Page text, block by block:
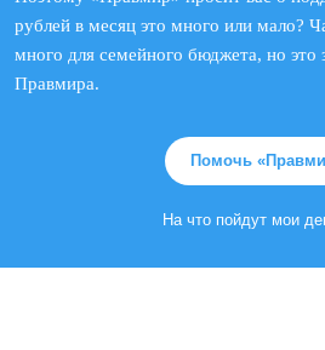
рублей в месяц это много или мало?
много для семейного бюджета, но это
Правмира.
Помочь
На что пойдут мои